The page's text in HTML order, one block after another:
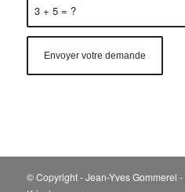
3 + 5 = ?
© Copyright - Jean-Yves Gommerel -